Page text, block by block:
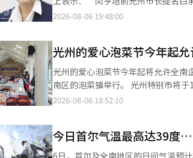
表示：“矫正是帮助囚犯健康地重新
支持囚犯及其家属所面临的法律困难。” 法务法人 YK成立于2012年，是韩国的一家大型综合性律师事务所
经人工智能（AI）系统翻译与编辑。
越来越频繁地出现在韩国中小学课堂。 这些词语大多起源于韩国部分极右翼网络社区，具有鲜明的政治和社会
但在校园中，它们却逐渐脱离原有背景
原本是韩国全罗道地区具有代表性的
所”（ILBE）中，“鳐鱼”逐渐演变
韩国法院过去也曾多次认定，在特定语境下使用“鳐鱼”
性的词汇进入校园后，它们的政治含义正在被不断
词并非出于明确的政治立场，也没有意
默和网络文化，逐渐演变为一种日常交流方式。 心理学研究普遍认为，青少年时期正是
阶段。当带有攻击性的表达长期以
味的敏感度会逐渐下降，最终形成稳定的语言习惯。 对于教师而言，这也是最令
则负责市民主权、青年人口政策、卫生福利及性别平等领域。” 白
副市长内定者来自康津。 她曾担任第四届光州市议会议员，并在文在寅总统办公室担任制度改革秘书官及总统直属地
方时代委员会创新自治专业委员会
请求对当天公布的内定者进行人事听
长共计4名，包括2名地方正务副市
2026-08-06 19:48:00
光州的爱心泡菜节今年起
光州的爱心泡菜节今年起将允许全南企业参与。 这是因为光州已实现整合。 泡菜节将于11
南区的泡菜镇举行。 光州特别市将于13日至20日招募参与泡菜节的生产企业。 预计招募约10家企业。 自2014年
起，光州市举办泡菜节，旨在为市民提供安全
泡菜节的配方，并使用白菜、海盐、辣椒粉、鱼露等指
举行的评比会，评估内容包括共同
2026-08-06 18:52:10
今日首尔气温最高达39度
6日，首尔及全南地区的日间气温预计将飙升至39度左右。 根据联合新闻